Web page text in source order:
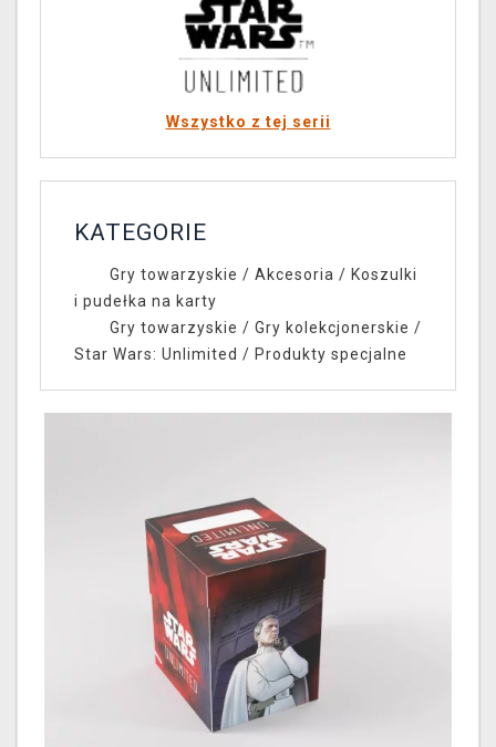
Wszystko z tej serii
KATEGORIE
Gry towarzyskie / Akcesoria / Koszulki
i pudełka na karty
Gry towarzyskie / Gry kolekcjonerskie /
Star Wars: Unlimited / Produkty specjalne